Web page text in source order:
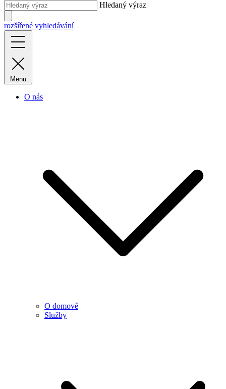
Hledaný výraz
rozšířené vyhledávání
Menu
O nás
O domově
Služby